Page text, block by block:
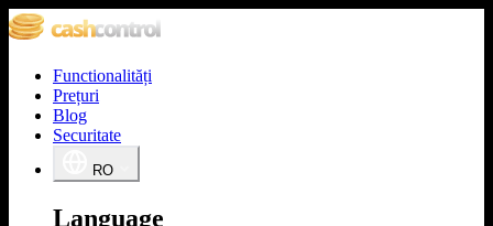
Functionalități
Prețuri
Blog
Securitate
RO
Language